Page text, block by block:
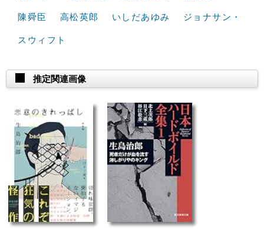
陳舜臣 高松英郎 いしだあゆみ ジョナサン・
スウィフト
推定関連画像